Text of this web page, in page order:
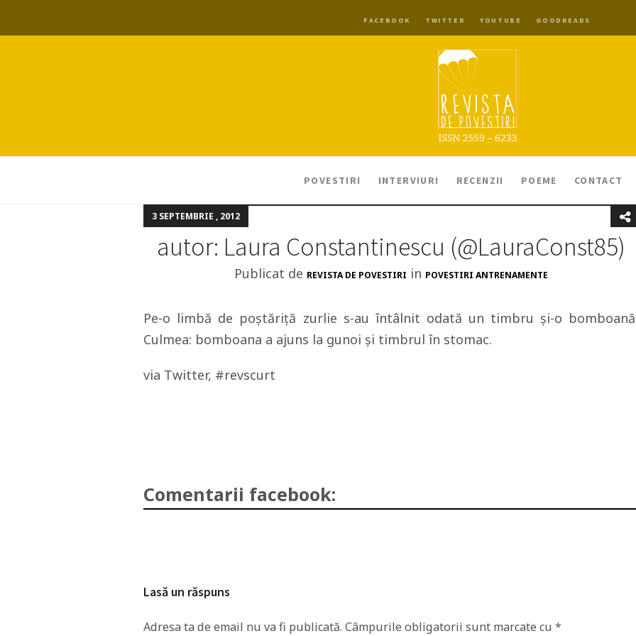
FACEBOOK TWITTER YOUTUBE GOODREADS
POVESTIRI INTERVIURI RECENZII POEME CONTACT
3 SEPTEMBRIE , 2012
autor: Laura Constantinescu (@LauraConst85)
Publicat de REVISTA DE POVESTIRI in POVESTIRI ANTRENAMENTE
Pe-o limbă de poştăriţă zurlie s-au întâlnit odată un timbru şi-o
Culmea: bomboana a ajuns la gunoi şi timbrul în stomac.
via Twitter, #revscurt
Comentarii facebook:
Lasă un răspuns
Adresa ta de email nu va fi publicată. Câmpurile obligatorii sunt marcate cu *